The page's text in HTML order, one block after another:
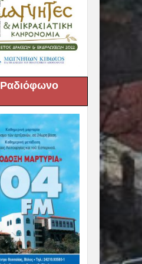
Ραδιόφωνο